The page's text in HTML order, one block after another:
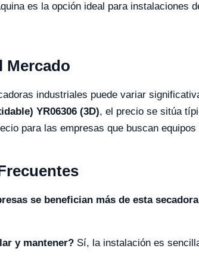
es la opción ideal para instalaciones
Mercado
industriales puede variar
YR06306 (3D), el precio se sitúa
para las empresas que buscan
se benefician más de esta
y mantener? Sí, la instalación es